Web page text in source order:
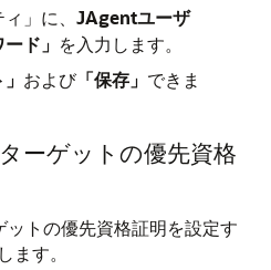
」に、 JAgentユーザ
ド」 を入力します。
および「保存」 できま
ターゲットの優先資格
ットの優先資格証明を設定す
ます。